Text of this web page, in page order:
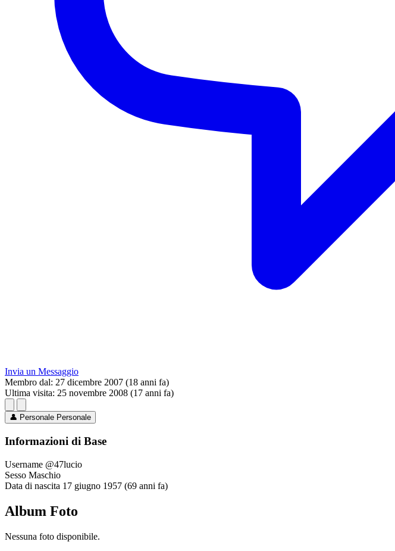
Invia un Messaggio
Membro dal: 27 dicembre 2007 (18 anni fa)
Ultima visita: 25 novembre 2008 (17 anni fa)
👤 Personale Personale
Informazioni di Base
Username @47lucio
Sesso Maschio
Data di nascita 17 giugno 1957 (69 anni fa)
Album Foto
Nessuna foto disponibile.